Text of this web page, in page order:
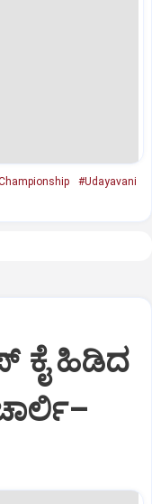
#Udayavani
ಕೈ ಹಿಡಿದ